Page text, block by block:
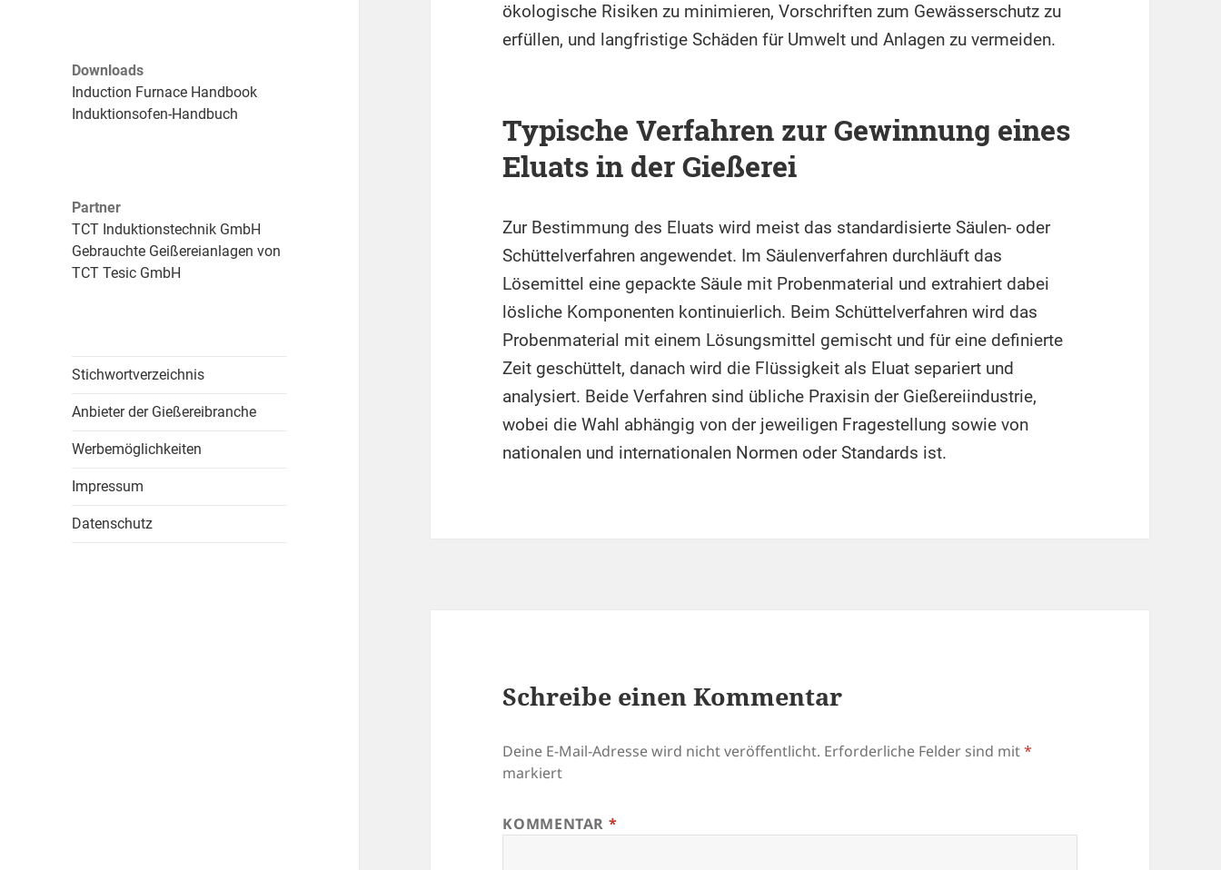
Downloads
Induction Furnace Handbook
Induktionsofen-Handbuch
Partner
TCT Induktionstechnik GmbH
Gebrauchte Geißereianlagen von
TCT Tesic GmbH
Stichwortverzeichnis
Anbieter der Gießereibranche
Werbemöglichkeiten
Impressum
Datenschutz
ökologische Risiken zu minimieren, Vorschriften zum Gewässerschutz zu
erfüllen, und langfristige Schäden für Umwelt und Anlagen zu vermeiden.
Typische Verfahren zur Gewinnung eines
Eluats in der Gießerei
Zur Bestimmung des Eluats wird meist das standardisierte Säulen- oder
Schüttelverfahren angewendet. Im Säulenverfahren durchläuft das
Lösemittel eine gepackte Säule mit Probenmaterial und extrahiert dabei
lösliche Komponenten kontinuierlich. Beim Schüttelverfahren wird das
Probenmaterial mit einem Lösungsmittel gemischt und für eine definierte
Zeit geschüttelt, danach wird die Flüssigkeit als Eluat separiert und
analysiert. Beide Verfahren sind übliche Praxisin der Gießereiindustrie,
wobei die Wahl abhängig von der jeweiligen Fragestellung sowie von
nationalen und internationalen Normen oder Standards ist.
Schreibe einen Kommentar
Deine E-Mail-Adresse wird nicht veröffentlicht. Erforderliche Felder sind mit*
markiert
KOMMENTAR *